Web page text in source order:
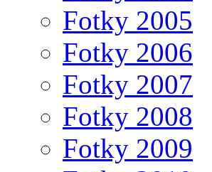
Fotky 2005
Fotky 2006
Fotky 2007
Fotky 2008
Fotky 2009